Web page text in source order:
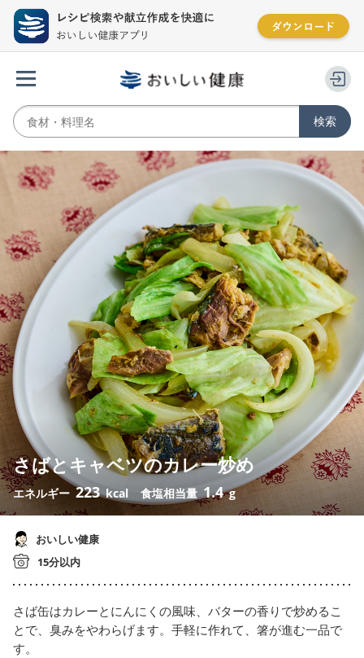
さばとキャベツのカレー炒め
エネルギー 223 kcal 食塩相当量1.4 g
おいしい健康
15分以内
さば缶はカレーとにんにくの風味、バターの香りで炒めるこ
とで、臭みをやわらげます。手軽に作れて、箸が進む一品で
す。